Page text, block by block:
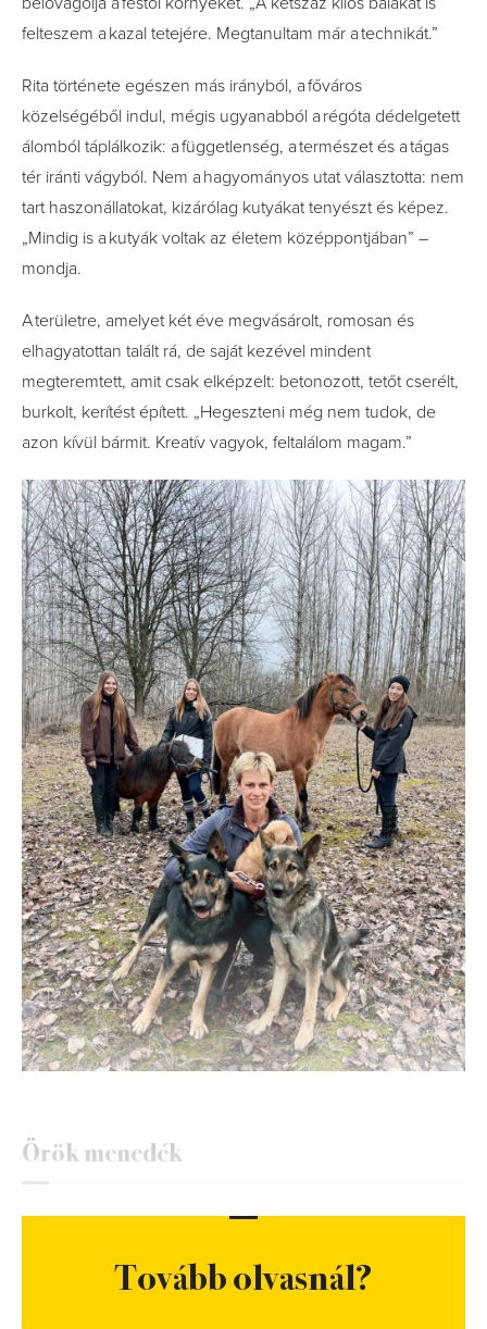
felteszem a kazal tetejére. Megtanultam már a technikát.”
Rita története egészen más irányból, a főváros
közelségéből indul, mégis ugyanabból a régóta dédelgetett
álomból táplálkozik: a függetlenség, a természet és a tágas
tér iránti vágyból. Nem a hagyományos utat választotta: nem
tart haszonállatokat, kizárólag kutyákat tenyészt és képez.
„Mindig is a kutyák voltak az életem középpontjában” –
mondja.
A területre, amelyet két éve megvásárolt, romosan és
elhagyatottan talált rá, de saját kezével mindent
megteremtett, amit csak elképzelt: betonozott, tetőt cserélt,
burkolt, kerítést épített. „Hegeszteni még nem tudok, de
azon kívül bármit. Kreatív vagyok, feltalálom magam.”
Örök menedék
Tovább olvasnál?